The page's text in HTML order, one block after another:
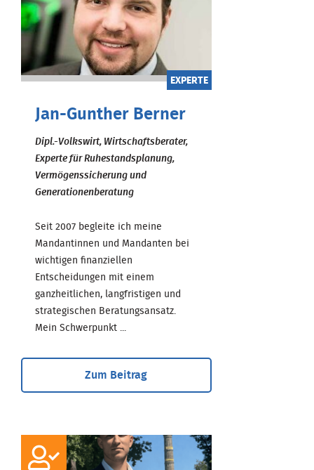
EXPERTE
Jan-Gunther Berner
Dipl.-Volkswirt, Wirtschaftsberater,
Experte für Ruhestandsplanung,
Vermögenssicherung und
Generationenberatung
Seit 2007 begleite ich meine
Mandantinnen und Mandanten bei
wichtigen finanziellen
Entscheidungen mit einem
ganzheitlichen, langfristigen und
strategischen Beratungsansatz.
Mein Schwerpunkt ...
Zum Beitrag